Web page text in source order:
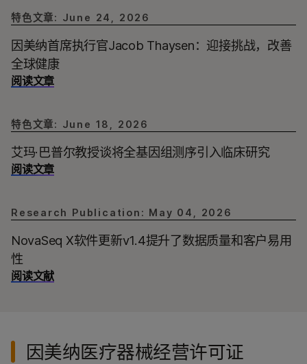
特色文章: June 24, 2026
因美纳首席执行官Jacob Thaysen：迎接挑战，改善
全球健康
阅读文章
特色文章: June 18, 2026
艾玛·巴普尔教授谈将全基因组测序引入临床研究
阅读文章
Research Publication: May 04, 2026
NovaSeq X软件更新v1.4提升了数据质量和客户易用
性
阅读文献
因美纳医疗器械经营许可证